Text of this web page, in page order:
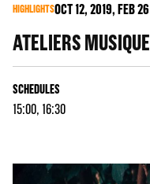
HIGHLIGHTSOCT12, 2019, FEB26
ATELIERS MUSIQUE
SCHEDULES
15:00, 16:30